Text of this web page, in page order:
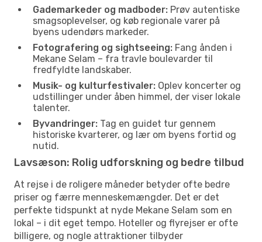
Gademarkeder og madboder: Prøv autentiske
smagsoplevelser, og køb regionale varer på
byens udendørs markeder.
Fotografering og sightseeing: Fang ånden i
Mekane Selam – fra travle boulevarder til
fredfyldte landskaber.
Musik- og kulturfestivaler: Oplev koncerter og
udstillinger under åben himmel, der viser lokale
talenter.
Byvandringer: Tag en guidet tur gennem
historiske kvarterer, og lær om byens fortid og
nutid.
Lavsæson: Rolig udforskning og bedre tilbud
At rejse i de roligere måneder betyder ofte bedre
priser og færre menneskemængder. Det er det
perfekte tidspunkt at nyde Mekane Selam som en
lokal – i dit eget tempo. Hoteller og flyrejser er ofte
billigere, og nogle attraktioner tilbyder